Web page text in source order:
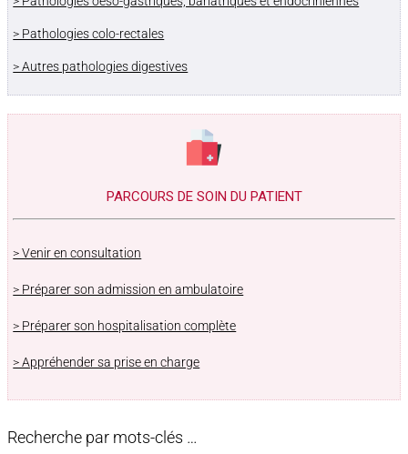
> Pathologies colo-rectales
> Autres pathologies digestives
PARCOURS DE SOIN DU PATIENT
> Venir en consultation
> Préparer son admission en ambulatoire
> Préparer son hospitalisation complète
> Appréhender sa prise en charge
Recherche par mots-clés …